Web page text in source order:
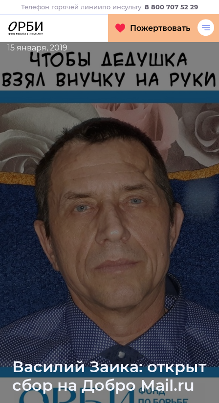
Телефон горячей линиипо инсульту 8 800 707 52 29
Пожертвовать
15 января, 2019
Василий Заика: открыт
сбор на Добро Mail.ru